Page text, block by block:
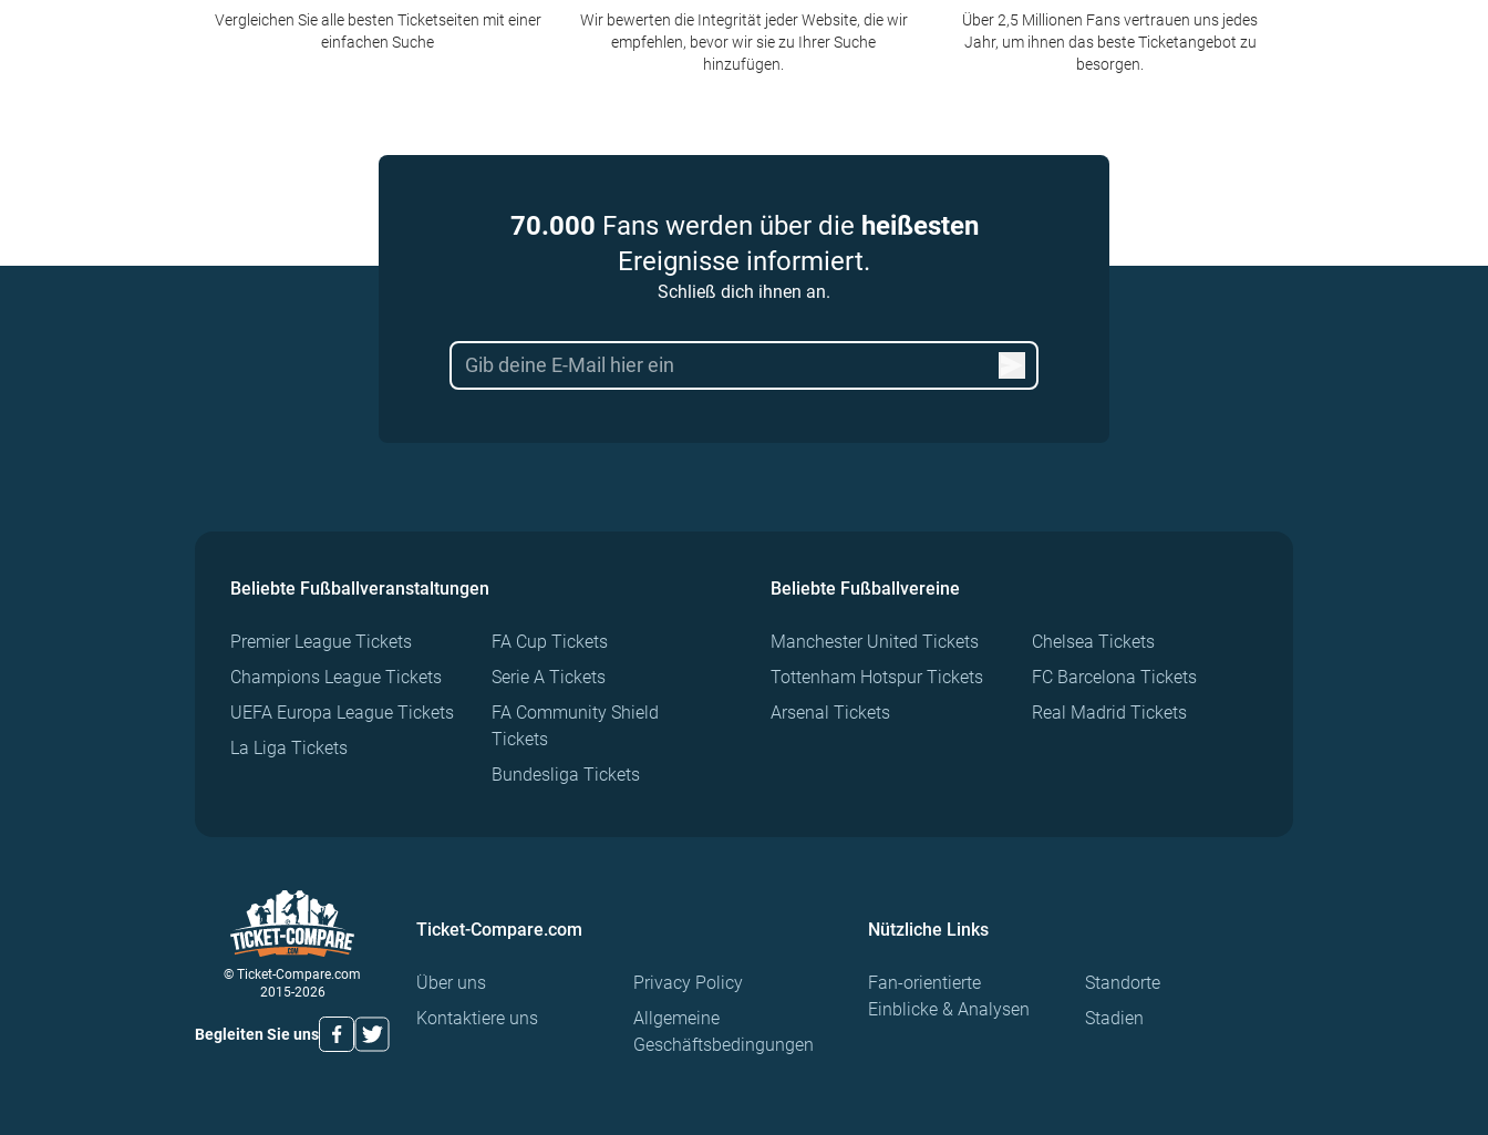
Wir bewerten die Integrität jeder Website, die wir
empfehlen, bevor wir sie zu Ihrer Suche
hinzufügen.
Vergleichen Sie alle besten Ticketseiten mit einer
einfachen Suche
Über 2,5 Millionen Fans vertrauen uns jedes
Jahr, um ihnen das beste Ticketangebot zu
besorgen.
70.000 Fans werden über die heißesten
Ereignisse informiert.
Schließ dich ihnen an.
Beliebte Fußballveranstaltungen
Premier League Tickets
Champions League Tickets
UEFA Europa League Tickets
La Liga Tickets
FA Cup Tickets
Serie A Tickets
FA Community Shield
Tickets
Bundesliga Tickets
Beliebte Fußballvereine
Manchester United Tickets
Tottenham Hotspur Tickets
Arsenal Tickets
Chelsea Tickets
FC Barcelona Tickets
Real Madrid Tickets
© Ticket-Compare.com
2015-2026
Begleiten Sie uns
Ticket-Compare.com
Über uns
Kontaktiere uns
Privacy Policy
Allgemeine
Geschäftsbedingungen
Nützliche Links
Fan-orientierte
Einblicke & Analysen
Standorte
Stadien